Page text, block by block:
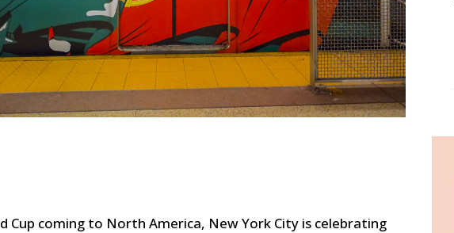
Cup coming to North America, New York City is celebrating